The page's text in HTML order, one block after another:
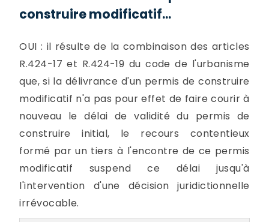
construire modificatif...
OUI : il résulte de la combinaison des articles
R.424-17 et R.424-19 du code de l'urbanisme
que, si la délivrance d'un permis de construire
modificatif n'a pas pour effet de faire courir à
nouveau le délai de validité du permis de
construire initial, le recours contentieux
formé par un tiers à l'encontre de ce permis
modificatif suspend ce délai jusqu'à
l'intervention d'une décision juridictionnelle
irrévocable.